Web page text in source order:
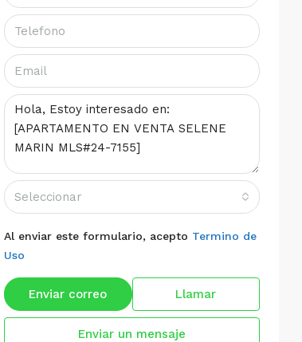
Seleccionar
Al enviar este formulario, acepto Termino de
Uso
Enviar correo Llamar
Enviar un mensaje